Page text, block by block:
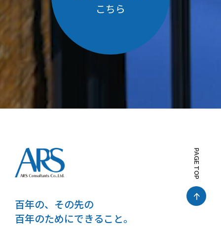
こちら
PAGE TOP
百年の、その先の
百年のためにできること。